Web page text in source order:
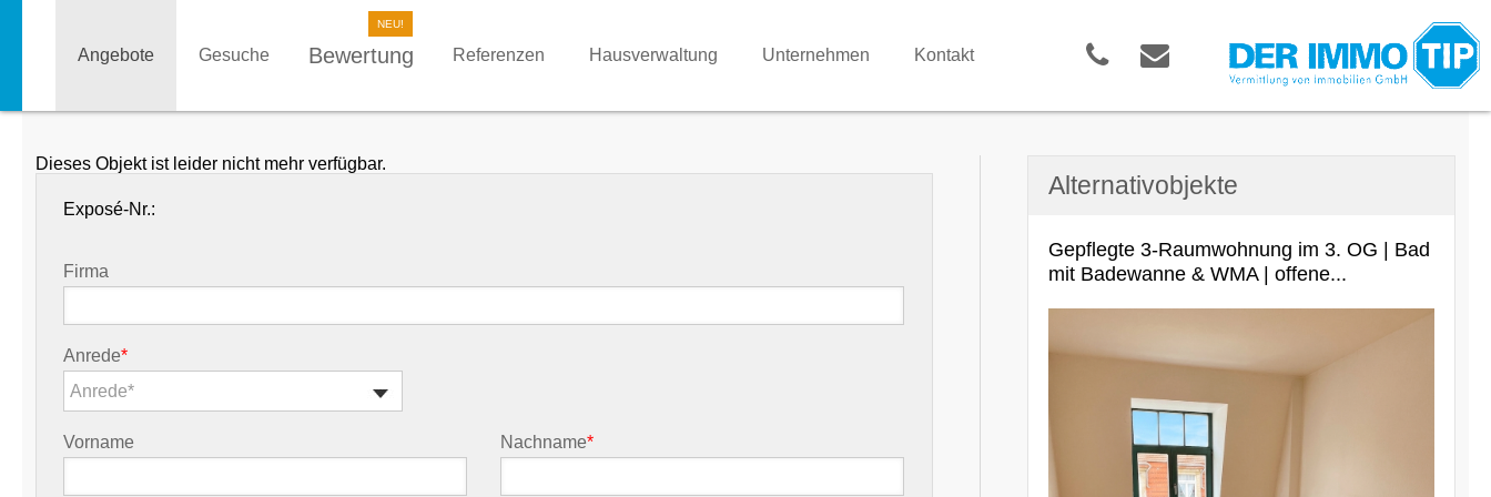
Angebote Gesuche Bewertung Referenzen Hausverwaltung Unternehmen Kontakt
Dieses Objekt ist leider nicht mehr verfügbar.
Exposé-Nr.:
Firma
Anrede*
Anrede*
Vorname Nachname*
Alternativobjekte
Gepflegte 3-Raumwohnung im 3. OG | Bad
mit Badewanne & WMA | offene...